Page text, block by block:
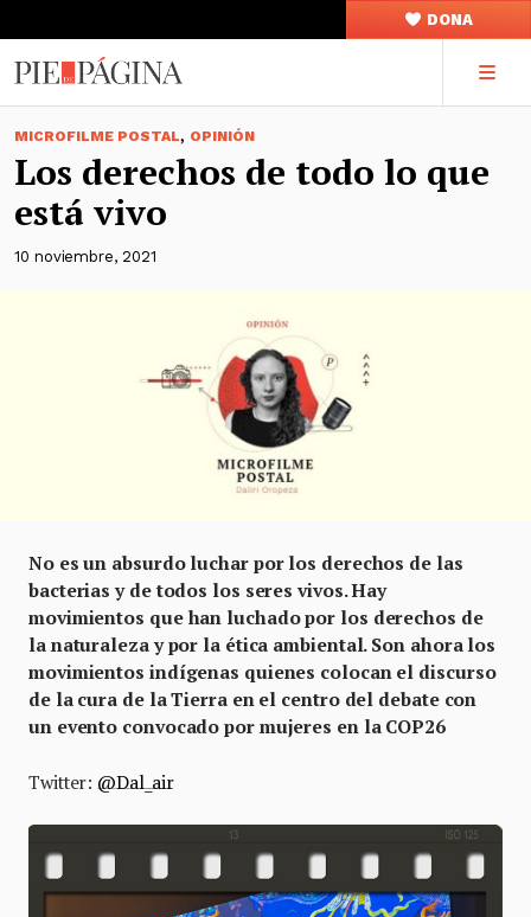
DONA
MICROFILME POSTAL, OPINIÓN
Los derechos de todo lo que
está vivo
10 noviembre, 2021
No es un absurdo luchar por los derechos de las
bacterias y de todos los seres vivos. Hay
movimientos que han luchado por los derechos de
la naturaleza y por la ética ambiental. Son ahora los
movimientos indígenas quienes colocan el discurso
de la cura de la Tierra en el centro del debate con
un evento convocado por mujeres en la COP26
Twitter:@Dal_air